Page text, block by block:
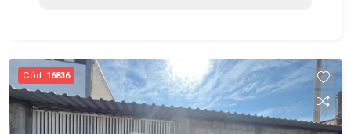
próximo a comércios, serviços e polos
empresariais, tornando-se ideal para
empreendimentos residenciais e comerciais.
Destaques do imóvel: Terreno amplo Localização
Cód. 16836